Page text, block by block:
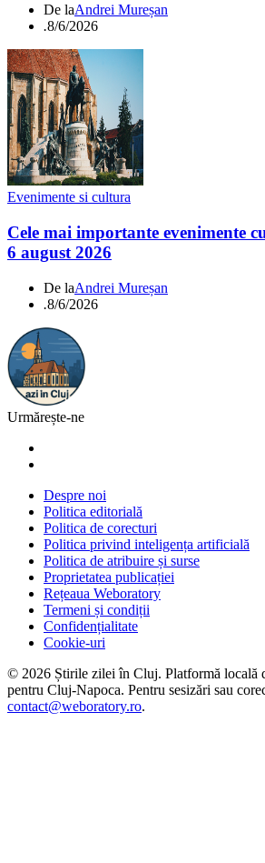
De laAndrei Mureșan
.8/6/2026
Evenimente si cultura
Cele mai importante evenimente
6 august 2026
De laAndrei Mureșan
.8/6/2026
Urmărește-ne
Despre noi
Politica editorială
Politica de corecturi
Politica privind inteligența artificială
Politica de atribuire și surse
Proprietatea publicației
Rețeaua Weboratory
Termeni și condiții
Confidențialitate
Cookie-uri
© 2026 Știrile zilei în Cluj. Platformă locală
pentru Cluj-Napoca. Pentru sesizări sau
contact@weboratory.ro.